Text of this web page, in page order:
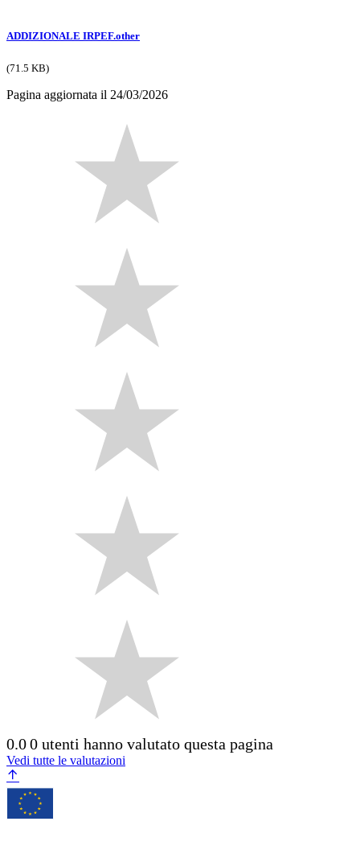
ADDIZIONALE IRPEF.other
(71.5 KB)
Pagina aggiornata il 24/03/2026
0.00 utenti hanno valutato questa pagina
Vedi tutte le valutazioni